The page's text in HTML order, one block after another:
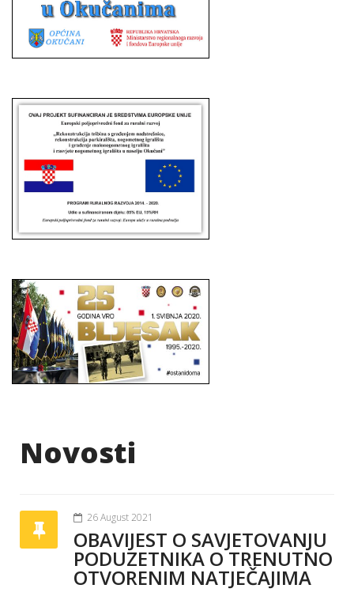
Novosti
26 August 2021
OBAVIJEST O SAVJETOVANJU
PODUZETNIKA O TRENUTNO
OTVORENIM NATJEČAJIMA